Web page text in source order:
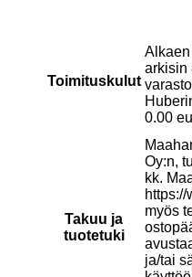
Toimituskulut
arkisin
0.00
Takuu ja
tuotetuki
Oy:n,
kk.
myös
ja/tai